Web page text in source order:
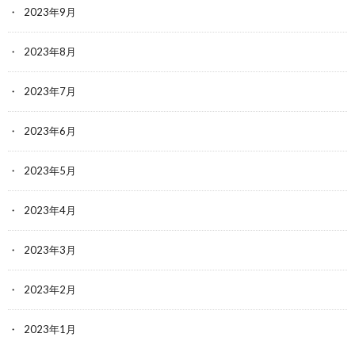
2023年9月
2023年8月
2023年7月
2023年6月
2023年5月
2023年4月
2023年3月
2023年2月
2023年1月